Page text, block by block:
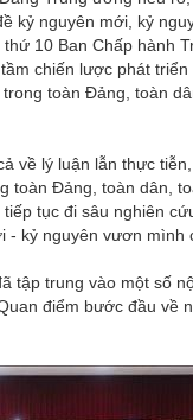
kỷ nguyên mới, kỷ
10 Ban Chấp hành
chiến lược phát
toàn Đảng, toàn
về lý luận lẫn thực
toàn Đảng, toàn dân,
tục đi sâu nghiên
kỷ nguyên vươn mình
tập trung vào một số
điểm bước đầu về